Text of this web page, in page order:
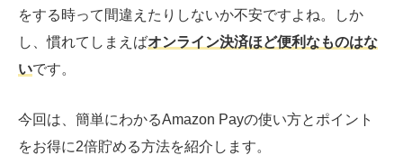
をする時って間違えたりしないか不安ですよね。しか
し、慣れてしまえばオンライン決済ほど便利なものはな
いです。
今回は、簡単にわかるAmazon Payの使い方とポイント
をお得に2倍貯める方法を紹介します。